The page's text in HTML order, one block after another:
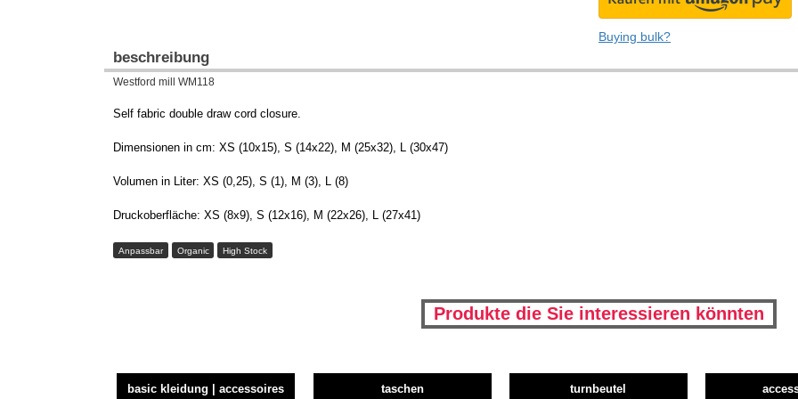
Buying bulk?
beschreibung
Westford mill WM118
Self fabric double draw cord closure.
Dimensionen in cm: XS (10x15), S (14x22), M (25x32), L (30x47)
Volumen in Liter: XS (0,25), S (1), M (3), L (8)
Druckoberfläche: XS (8x9), S (12x16), M (22x26), L (27x41)
Anpassbar Organic High Stock
Produkte die Sie interessieren könnten
basic kleidung | accessoires taschen turnbeutel